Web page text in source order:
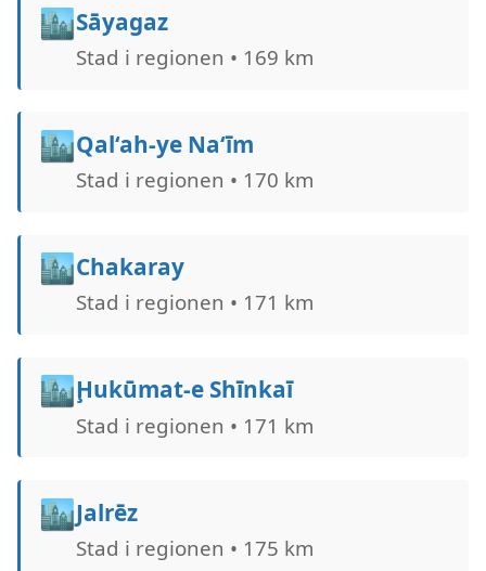
🏙️Sāyagaz
Stad i regionen • 169 km
🏙️Qal‘ah-ye Na‘īm
Stad i regionen • 170 km
🏙️Chakaray
Stad i regionen • 171 km
🏙️Ḩukūmat-e Shīnkaī
Stad i regionen • 171 km
🏙️Jalrēz
Stad i regionen • 175 km